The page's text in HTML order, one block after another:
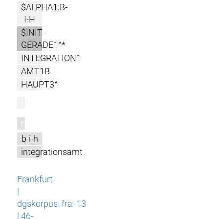
$ALPHA1:B-
I-H
$INIT-
GERADE1^*
INTEGRATION1
AMT1B
HAUPT3^
m
b-i-h
integrationsamt
Frankfurt
|
dgskorpus_fra_13
| 46-